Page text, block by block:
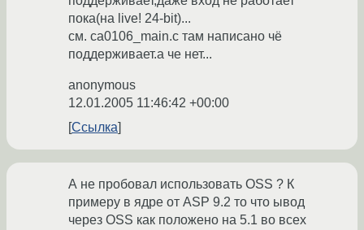
пока(на live! 24-bit)...
см. ca0106_main.c там написано чё
поддерживает.а че нет...
anonymous
12.01.2005 11:46:42 +00:00
Ссылка
А не пробовал использовать OSS ? К
примеру в ядре от ASP 9.2 то что ывод
через OSS как положено на 5.1 во всех